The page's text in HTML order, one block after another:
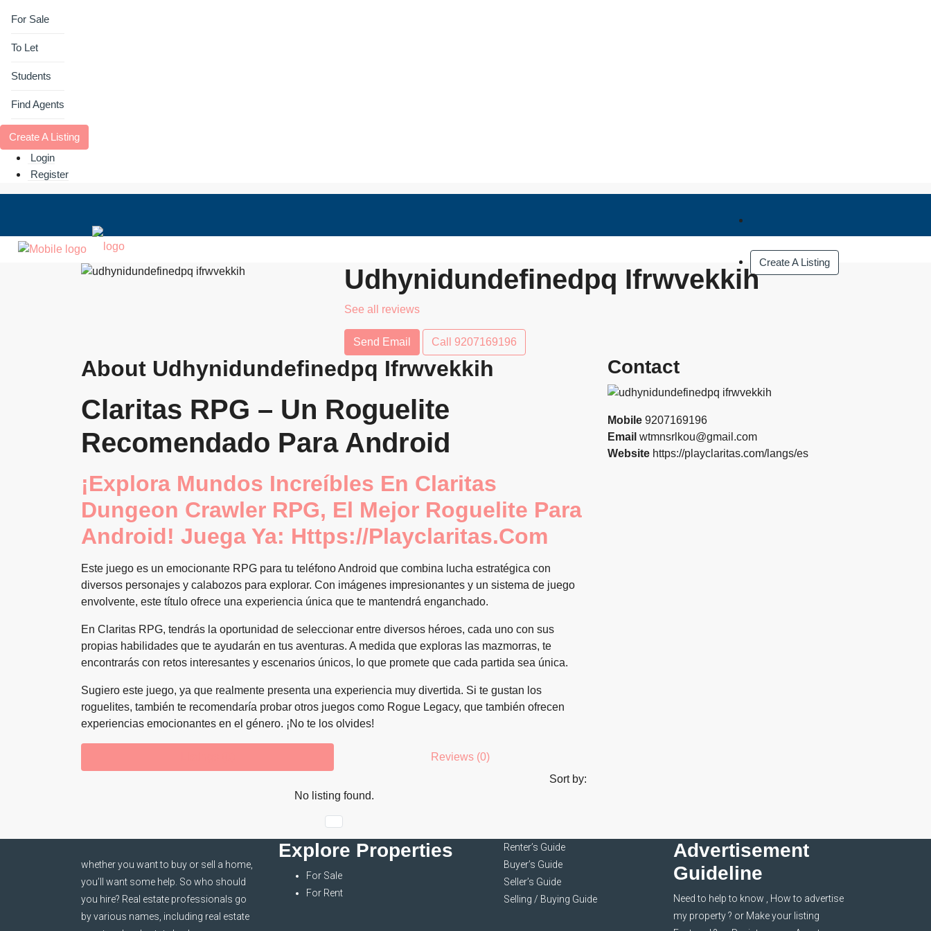
For Sale
To Let
Students
Find Agents
Create A Listing
Login
Register
Create A Listing
Udhynidundefinedpq Ifrwvekkih
See all reviews
Send Email Call 9207169196
About Udhynidundefinedpq Ifrwvekkih
Claritas RPG – Un Roguelite
Recomendado Para Android
¡Explora Mundos Increíbles En Claritas
Dungeon Crawler RPG, El Mejor Roguelite Para
Android! Juega Ya: Https://playclaritas.com
Este juego es un emocionante RPG para tu teléfono Android que combina lucha estratégica con
diversos personajes y calabozos para explorar. Con imágenes impresionantes y un sistema de juego
envolvente, este título ofrece una experiencia única que te mantendrá enganchado.
En Claritas RPG, tendrás la oportunidad de seleccionar entre diversos héroes, cada uno con sus
propias habilidades que te ayudarán en tus aventuras. A medida que exploras las mazmorras, te
encontrarás con retos interesantes y escenarios únicos, lo que promete que cada partida sea única.
Sugiero este juego, ya que realmente presenta una experiencia muy divertida. Si te gustan los
roguelites, también te recomendaría probar otros juegos como Rogue Legacy, que también ofrecen
experiencias emocionantes en el género. ¡No te los olvides!
Reviews (0)
Sort by:
No listing found.
Contact
Mobile 9207169196
Email wtmnsrlkou@gmail.com
Website https://playclaritas.com/langs/es
whether you want to buy or sell a home,
you’ll want some help. So who should
you hire? Real estate professionals go
by various names, including real estate
Explore Properties
For Sale
For Rent
Renter’s Guide
Buyer’s Guide
Seller’s Guide
Selling / Buying Guide
Advertisement
Guideline
Need to help to know , How to advertise
my property ? or Make your listing